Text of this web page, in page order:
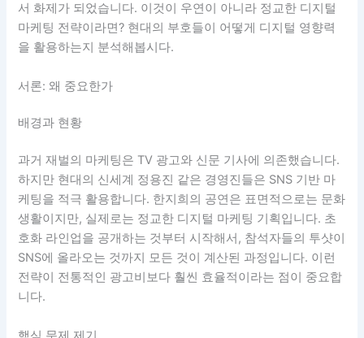
서 화제가 되었습니다. 이것이 우연이 아니라 정교한 디지털
마케팅 전략이라면? 현대의 부호들이 어떻게 디지털 영향력
을 활용하는지 분석해봅시다.
서론: 왜 중요한가
배경과 현황
과거 재벌의 마케팅은 TV 광고와 신문 기사에 의존했습니다.
하지만 현대의 신세계 정용진 같은 경영진들은 SNS 기반 마
케팅을 적극 활용합니다. 한지희의 공연은 표면적으로는 문화
생활이지만, 실제로는 정교한 디지털 마케팅 기획입니다. 초
호화 라인업을 공개하는 것부터 시작해서, 참석자들의 투샷이
SNS에 올라오는 것까지 모든 것이 계산된 과정입니다. 이런
전략이 전통적인 광고비보다 훨씬 효율적이라는 점이 중요합
니다.